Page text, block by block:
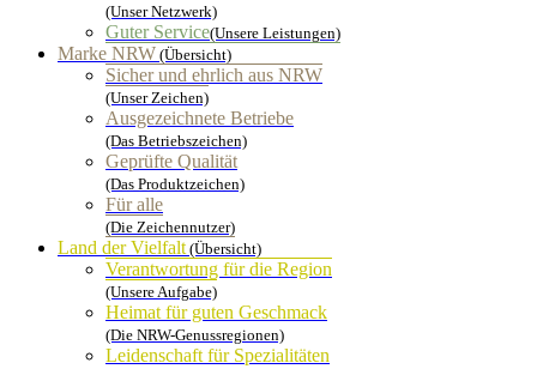
(Unser Netzwerk)
Guter Service(Unsere Leistungen)
Marke NRW (Übersicht)
Sicher und ehrlich aus NRW
(Unser Zeichen)
Ausgezeichnete Betriebe
(Das Betriebszeichen)
Geprüfte Qualität
(Das Produktzeichen)
Für alle
(Die Zeichennutzer)
Land der Vielfalt(Übersicht)
Verantwortung für die Region
(Unsere Aufgabe)
Heimat für guten Geschmack
(Die NRW-Genussregionen)
Leidenschaft für Spezialitäten